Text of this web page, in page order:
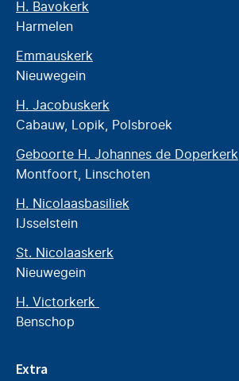
H. Bavokerk
Harmelen
Emmauskerk
Nieuwegein
H. Jacobuskerk
Cabauw, Lopik, Polsbroek
Geboorte H. Johannes de Doperkerk
Montfoort, Linschoten
H. Nicolaasbasiliek
IJsselstein
St. Nicolaaskerk
Nieuwegein
H. Victorkerk
Benschop
Extra